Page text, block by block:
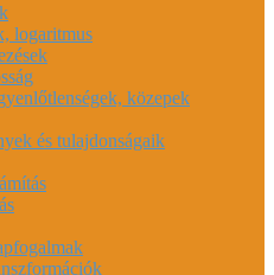
logaritmus
közepek
és tulajdonságaik